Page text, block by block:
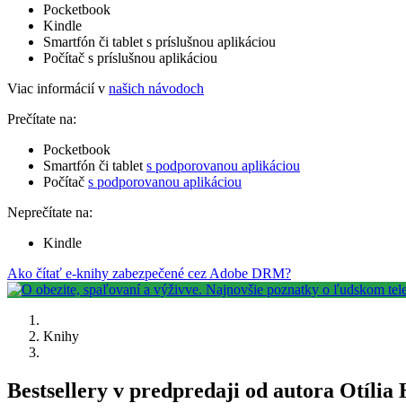
Pocketbook
Kindle
Smartfón či tablet s príslušnou aplikáciou
Počítač s príslušnou aplikáciou
Viac informácií v našich návodoch
Prečítate na:
Pocketbook
Smartfón či tablet s podporovanou aplikáciou
Počítač s podporovanou aplikáciou
Neprečítate na:
Kindle
Ako čítať e-knihy zabezpečené cez Adobe DRM?
Knihy
Bestsellery v predpredaji od autora Otília